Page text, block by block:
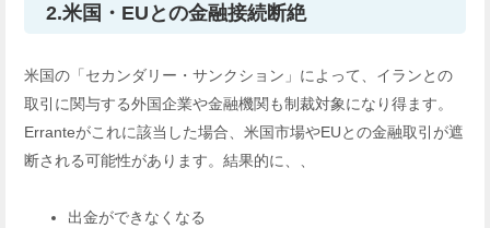
2.米国・EUとの金融接続断絶
米国の「セカンダリー・サンクション」によって、イランとの
取引に関与する外国企業や金融機関も制裁対象になり得ます。
Erranteがこれに該当した場合、米国市場やEUとの金融取引が遮
断される可能性があります。結果的に、、
出金ができなくなる